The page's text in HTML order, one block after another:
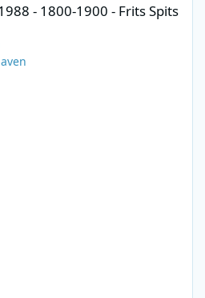
- 1800-1900 - Frits Spits